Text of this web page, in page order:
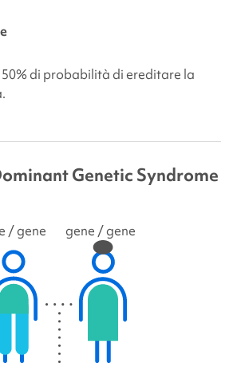
di probabilità di ereditare la
Genetic Syndrome
/ gene gene / gene